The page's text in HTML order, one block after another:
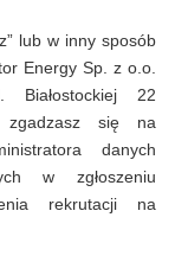
lub w inny sposób
Energy Sp. z o.o.
22
zgadzasz się na
danych
w zgłoszeniu
rekrutacji na